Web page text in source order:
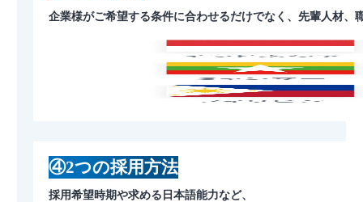
企業様がご希望する条件に合わせるだけでなく、先輩人材、
④2つの採用方法
採用希望時期や求める日本語能力など、